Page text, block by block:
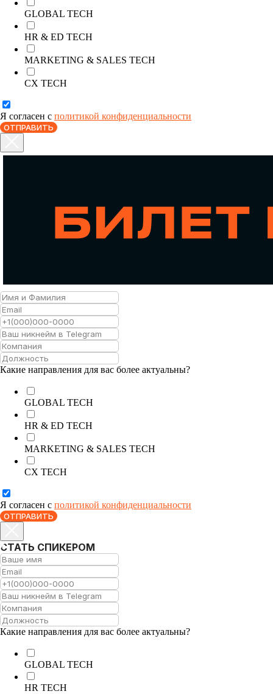
GLOBAL TECH
HR & ED TECH
MARKETING & SALES TECH
CX TECH
Я согласен с политикой конфиденциальности
ОТПРАВИТЬ
Какие направления для вас более актуальны?
GLOBAL TECH
HR & ED TECH
MARKETING & SALES TECH
CX TECH
Я согласен с политикой конфиденциальности
ОТПРАВИТЬ
СТАТЬ СПИКЕРОМ
Какие направления для вас более актуальны?
GLOBAL TECH
HR TECH